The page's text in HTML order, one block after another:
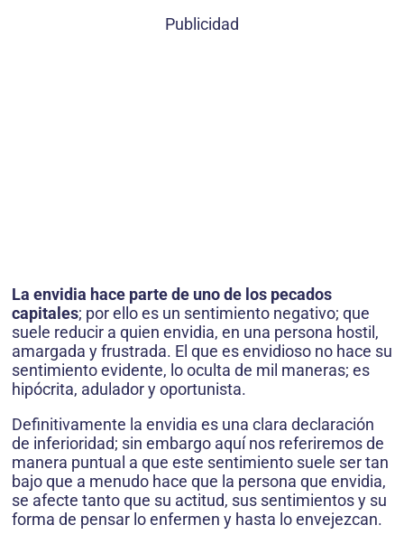
Publicidad
La envidia hace parte de uno de los pecados
capitales; por ello es un sentimiento negativo; que
suele reducir a quien envidia, en una persona hostil,
amargada y frustrada. El que es envidioso no hace su
sentimiento evidente, lo oculta de mil maneras; es
hipócrita, adulador y oportunista.
Definitivamente la envidia es una clara declaración
de inferioridad; sin embargo aquí nos referiremos de
manera puntual a que este sentimiento suele ser tan
bajo que a menudo hace que la persona que envidia,
se afecte tanto que su actitud, sus sentimientos y su
forma de pensar lo enfermen y hasta lo envejezcan.